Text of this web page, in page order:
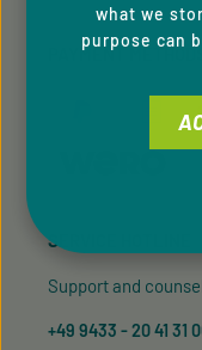
PAYMENT
SERVICE HOTLINE
Support and
+49 9433 - 20 41 31
what we
purpose can